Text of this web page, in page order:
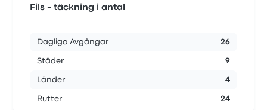
Fils - täckning i antal
Dagliga Avgångar 26
Städer 9
Länder 4
Rutter 24